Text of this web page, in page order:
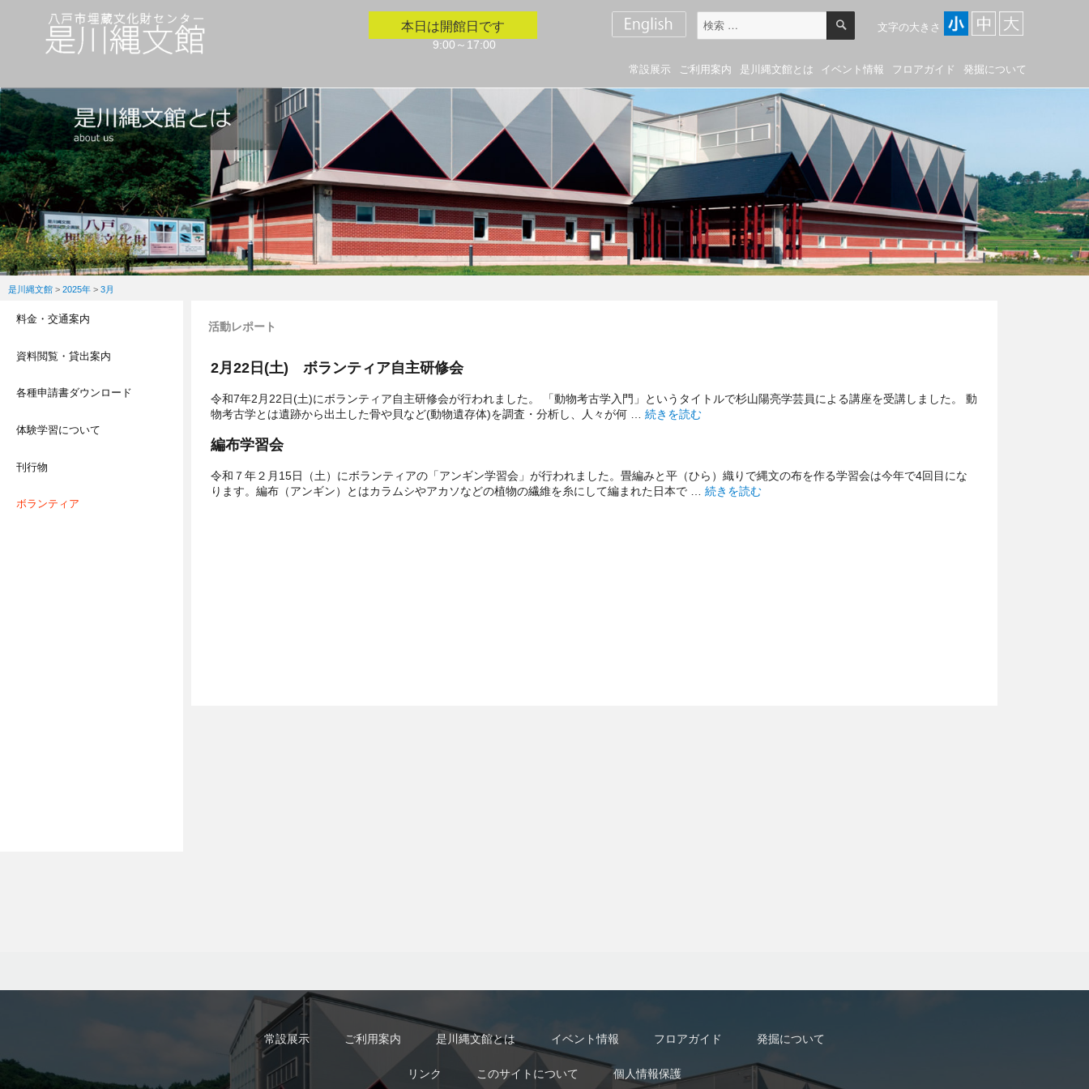
文字の大きさ
検
索
象:
検
本日は開館日です
9:00～17:00
発掘について
フロアガイド
イベント情報
是川縄文館とは
ご利用案内
常設展示
是川縄文館 > 2025年 > 3月
料金・交通案内
資料閲覧・貸出案内
各種申請書ダウンロード
体験学習について
刊行物
ボランティア
活動レポート
2月22日(土) ボランティア自主研修会
令和7年2月22日(土)にボランティア自主研修会が行われました。 「動物考古学入門」というタイトルで杉山陽亮学芸員による講座を受講しました。 動
物考古学とは遺跡から出土した骨や貝など(動物遺存体)を調査・分析し、人々が何 …“2月22日(土) ボランティア自主研修会” の
続きを読む
編布学習会
令和７年２月15日（土）にボランティアの「アンギン学習会」が行われました。畳編みと平（ひら）織りで縄文の布を作る学習会は今年で4回目にな
ります。編布（アンギン）とはカラムシやアカソなどの植物の繊維を糸にして編まれた日本で …“編布学習会” の
続きを読む
常設展示 ご利用案内 是川縄文館とは イベント情報 フロアガイド 発掘について
リンク このサイトについて 個人情報保護